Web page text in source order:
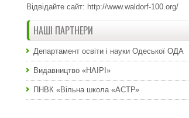
Відвідайте сайт: http://www.waldorf-100.org/
НАШІ ПАРТНЕРИ
Департамент освіти і науки Одеської ОДА
Видавництво «НАІРІ»
ПНВК «Вільна школа «АСТР»